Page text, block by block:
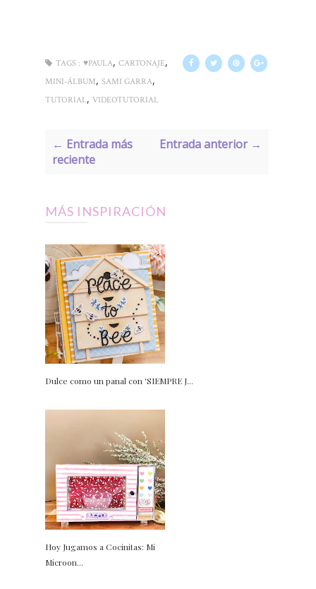
TAGS : ♥PAULA, CARTONAJE,
MINI-ÁLBUM, SAMI GARRA,
TUTORIAL, VIDEOTUTORIAL
← Entrada más
reciente
Entrada anterior →
MÁS INSPIRACIÓN
Dulce como un panal con 'SIEMPRE J...
Hoy Jugamos a Cocinitas: Mi
Microon...